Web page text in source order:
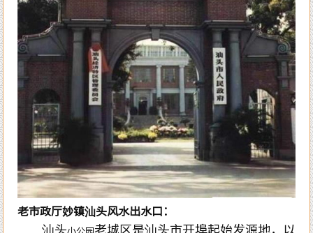
老市政厅妙镇汕头风水出水口：
汕头小公园老城区是汕头市开埠起始发源地，以